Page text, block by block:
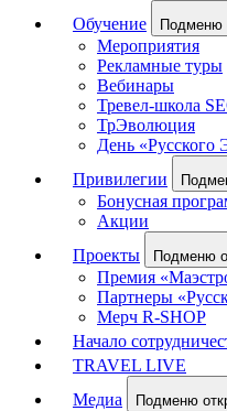
Обучение
Подменю
Мероприятия
Рекламные туры
Вебинары
Тревел-школа
ТрЭволюция
День «Русского
Привилегии
Бонусная
Акции
Проекты
Подменю
Премия
Партнеры
Мерч R-SHOP
Начало
TRAVEL LIVE
Медиа
Подменю